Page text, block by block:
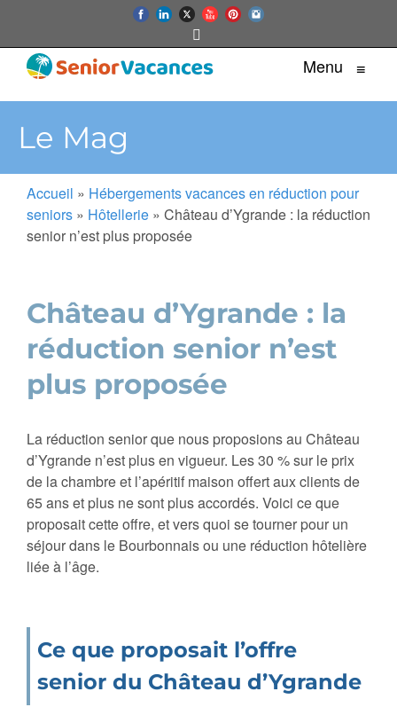
Menu ≡
Le Mag
Accueil » Hébergements vacances en réduction pour
seniors » Hôtellerie » Château d’Ygrande : la réduction
senior n’est plus proposée
Château d’Ygrande : la
réduction senior n’est
plus proposée
La réduction senior que nous proposions au Château
d’Ygrande n’est plus en vigueur. Les 30 % sur le prix
de la chambre et l’apéritif maison offert aux clients de
65 ans et plus ne sont plus accordés. Voici ce que
proposait cette offre, et vers quoi se tourner pour un
séjour dans le Bourbonnais ou une réduction hôtelière
liée à l’âge.
Ce que proposait l’offre
senior du Château d’Ygrande